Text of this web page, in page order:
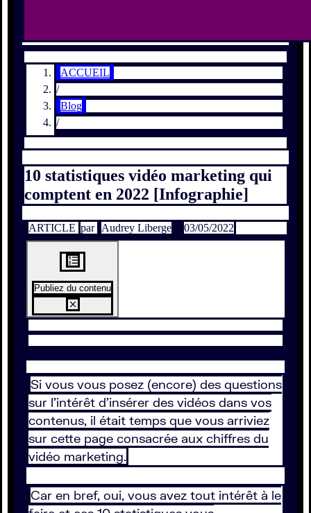
ACCUEIL
/
Blog
/
10 statistiques vidéo marketing qui
comptent en 2022 [Infographie]
ARTICLE par Audrey Liberge 03/05/2022
Publiez du contenu
Si vous vous posez (encore) des questions
sur l’intérêt d’insérer des vidéos dans vos
contenus, il était temps que vous arriviez
sur cette page consacrée aux chiffres du
vidéo marketing.
Car en bref, oui, vous avez tout intérêt à le